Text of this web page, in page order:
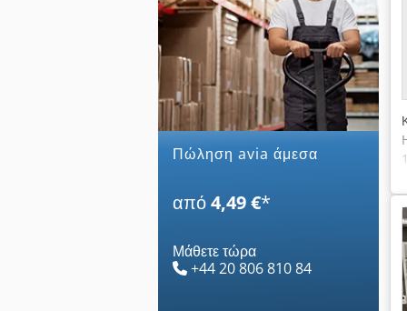
Πώληση avia άμεσα
από4,49 €*
Μάθετε τώρα
+44 20 806 810 84